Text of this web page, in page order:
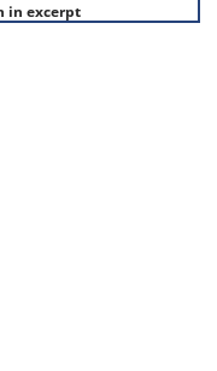
in excerpt